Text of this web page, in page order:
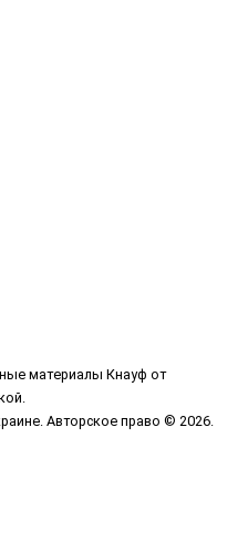
материалы Кнауф от
Авторское право © 2026.